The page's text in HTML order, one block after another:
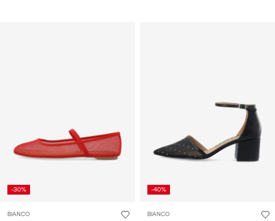
-30%
BIANCO
-40%
BIANCO